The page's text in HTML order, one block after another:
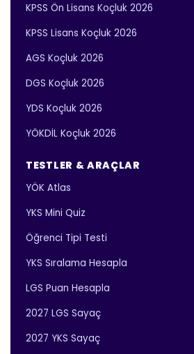
KPSS Ön Lisans Koçluk 2026
KPSS Lisans Koçluk 2026
AGS Koçluk 2026
DGS Koçluk 2026
YDS Koçluk 2026
YÖKDİL Koçluk 2026
TESTLER & ARAÇLAR
YÖK Atlas
YKS Mini Quiz
Öğrenci Tipi Testi
YKS Sıralama Hesapla
LGS Puan Hesapla
2027 LGS Sayaç
2027 YKS Sayaç